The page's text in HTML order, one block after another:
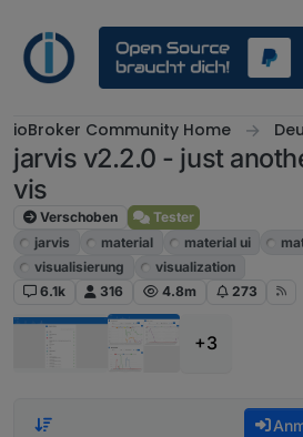
ioBroker Community Home
jarvis v2.2.0 - just
vis
Verschoben
Tester
jarvis
material material ui
visualisierung
visualization
6.1k
316 4.8m 273
+3